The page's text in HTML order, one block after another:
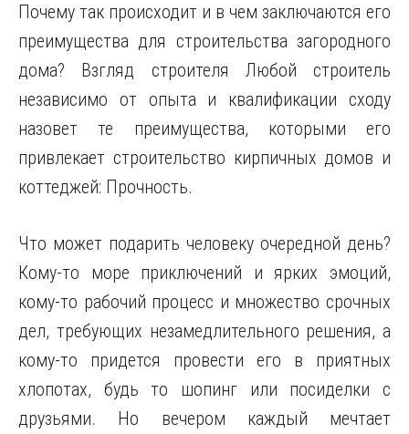
Почему так происходит и в чем заключаются его
преимущества для строительства загородного
дома? Взгляд строителя Любой строитель
независимо от опыта и квалификации сходу
назовет те преимущества, которыми его
привлекает строительство кирпичных домов и
коттеджей: Прочность.
Что может подарить человеку очередной день?
Кому-то море приключений и ярких эмоций,
кому-то рабочий процесс и множество срочных
дел, требующих незамедлительного решения, а
кому-то придется провести его в приятных
хлопотах, будь то шопинг или посиделки с
друзьями. Но вечером каждый мечтает